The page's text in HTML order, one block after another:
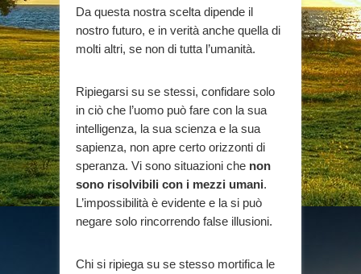
Da questa nostra scelta dipende il
nostro futuro, e in verità anche quella di
molti altri, se non di tutta l’umanità.
Ripiegarsi su se stessi, confidare solo
in ciò che l’uomo può fare con la sua
intelligenza, la sua scienza e la sua
sapienza, non apre certo orizzonti di
speranza. Vi sono situazioni che non
sono risolvibili con i mezzi umani.
L’impossibilità è evidente e la si può
negare solo rincorrendo false illusioni.
Chi si ripiega su se stesso mortifica le